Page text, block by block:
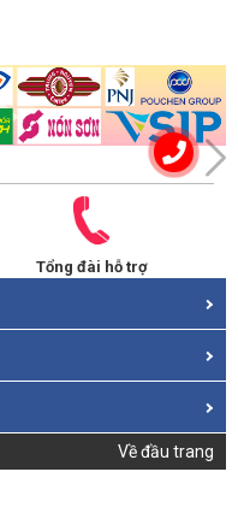
Tổng đài hỗ trợ
Về đầu trang